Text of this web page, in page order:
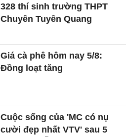
328 thí sinh trường THPT
Chuyên Tuyên Quang
Giá cà phê hôm nay 5/8:
Đồng loạt tăng
Cuộc sống của 'MC có nụ
cười đẹp nhất VTV' sau 5